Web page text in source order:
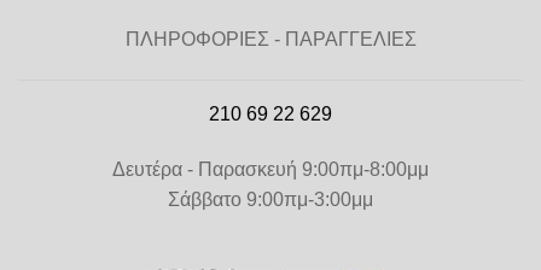
ΠΛΗΡΟΦΟΡΙΕΣ - ΠΑΡΑΓΓΕΛΙΕΣ
210 69 22 629
Δευτέρα - Παρασκευή 9:00πμ-8:00μμ
Σάββατο 9:00πμ-3:00μμ